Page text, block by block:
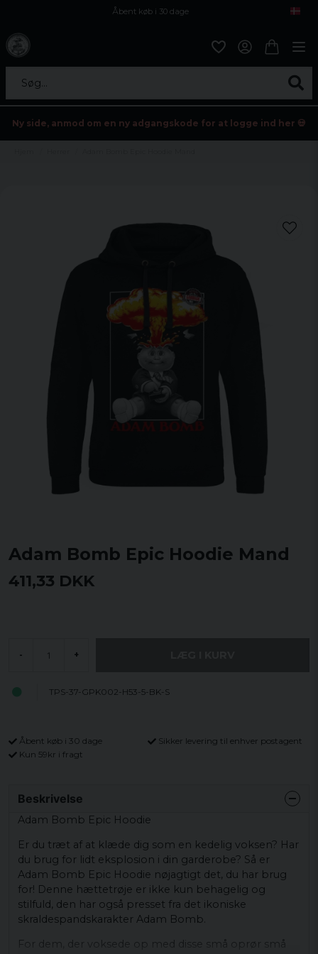
Åbent køb i 30 dage
Søg...
Ny side, anmod om en ny adgangskode for at logge ind her 💀
Adam Bomb Epic Hoodie Mand
411,33 DKK
- +
TPS-37-GPK002-H53-5-BK-S
Åbent køb i 30 dage
Sikker levering til enhver postagent
Kun 59kr i fragt
Beskrivelse
Adam Bomb Epic Hoodie
Er du træt af at klæde dig som en kedelig voksen? Har
du brug for lidt eksplosion i din garderobe? Så er
Adam Bomb Epic Hoodie nøjagtigt det, du har brug
for! Denne hættetrøje er ikke kun behagelig og
stilfuld, den har også presset fra det ikoniske
skraldespandskarakter Adam Bomb.
For dem, der voksede op med disse små oprør små